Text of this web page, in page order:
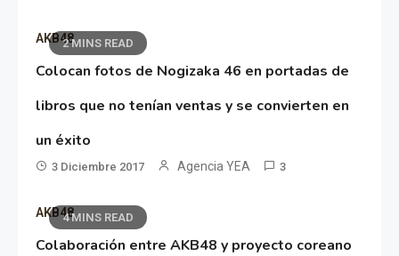
2 MINS READ
AKB48
Colocan fotos de Nogizaka 46 en portadas de
libros que no tenían ventas y se convierten en
un éxito
3 Diciembre 2017 Agencia YEA 3
4 MINS READ
AKB48
Colaboración entre AKB48 y proyecto coreano